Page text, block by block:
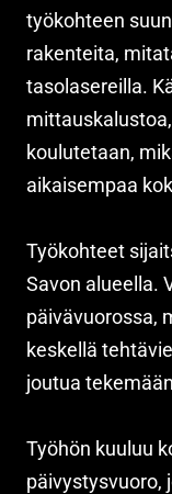
työkohteen
rakenteita,
tasolasereilla.
koulutetaan,
aikaisempaa
Työkohteet
Savon alueella.
päivävuorossa,
keskellä
joutua
Työhön kuuluu
päivystysvuoro,